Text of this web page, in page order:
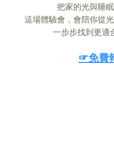
把家的光與睡
這場體驗會，會陪你從
一步步找到更適
☞免費